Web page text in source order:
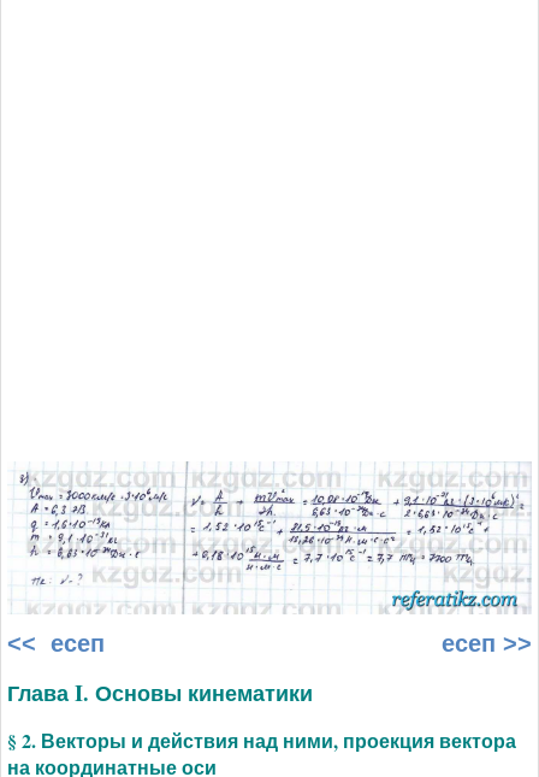
<< есеп есеп >>
Глава I. Основы кинематики
§ 2. Векторы и действия над ними, проекция вектора
на координатные оси